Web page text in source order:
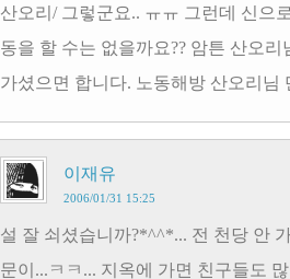
산오리/ 그렇군요.. ㅠㅠ 그런데 신으
동을 할 수는 없을까요?? 암튼 산오
가셨으면 합니다. 노동해방 산오리님
이재유
2006/01/31 15:25
설 잘 쇠셨습니까?*^^*... 전 천당 안
문이...ㅋㅋ... 지옥에 가면 친구들도